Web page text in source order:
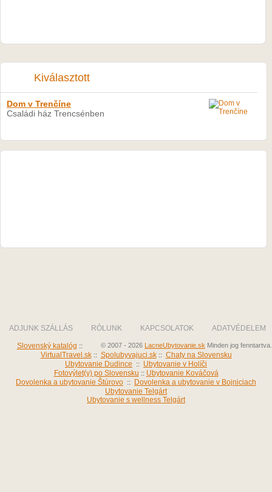
Kiválasztott
Dom v Trenčíne
Családi ház Trencsénben
ADJUNK SZÁLLÁS RÓLUNK KAPCSOLATOK ADATVÉDELEM
© 2007 - 2026 LacneUbytovanie.sk Minden jog fenntartva.
Slovenský katalóg ::
VirtualTravel.sk:: Spolubyvajuci.sk:: Chaty na Slovensku
Ubytovanie Dudince :: Ubytovanie v Holíči
Fotovýlet(y) po Slovensku :: Ubytovanie Kováčová
Dovolenka a ubytovanie Štúrovo :: Dovolenka a ubytovanie v Bojniciach
Ubytovanie Telgárt
Ubytovanie s wellness Telgárt